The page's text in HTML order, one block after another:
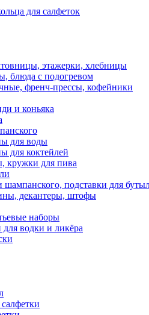
для салфеток
этажерки, хлебницы
блюда с подогревом
френч-прессы, кофейники
и коньяка
для воды
для коктейлей
кружки для пива
шампанского, подставки для
декантеры, штофы
наборы
водки и ликёра